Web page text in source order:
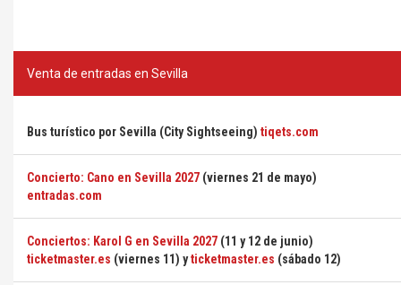
Venta de entradas en Sevilla
Bus turístico por Sevilla (City Sightseeing) tiqets.com
Concierto: Cano en Sevilla 2027 (viernes 21 de mayo)
entradas.com
Conciertos: Karol G en Sevilla 2027 (11 y 12 de junio)
ticketmaster.es (viernes 11) yticketmaster.es (sábado 12)